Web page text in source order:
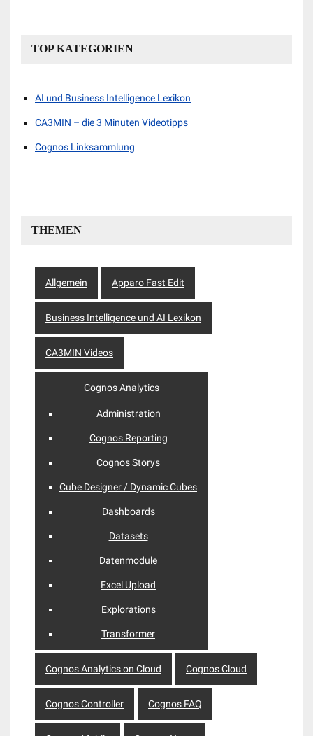
TOP KATEGORIEN
AI und Business Intelligence Lexikon
CA3MIN – die 3 Minuten Videotipps
Cognos Linksammlung
THEMEN
Allgemein Apparo Fast Edit
Business Intelligence und AI Lexikon
CA3MIN Videos
Cognos Analytics
Administration
Cognos Reporting
Cognos Storys
Cube Designer / Dynamic Cubes
Dashboards
Datasets
Datenmodule
Excel Upload
Explorations
Transformer
Cognos Analytics on Cloud Cognos Cloud
Cognos Controller Cognos FAQ